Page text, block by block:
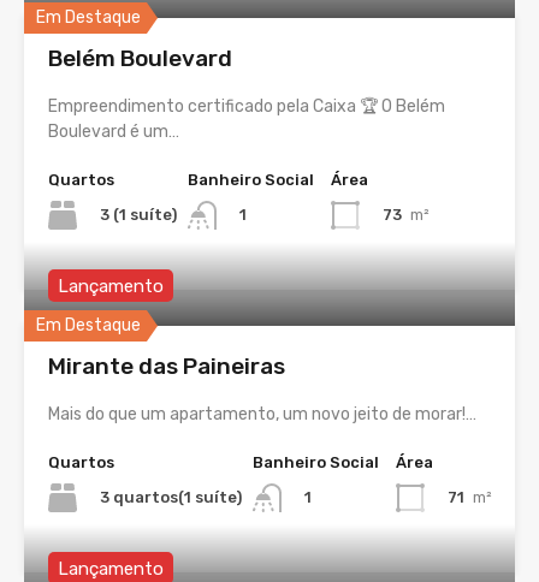
Em Destaque
Belém Boulevard
Empreendimento certificado pela Caixa 🏆 O Belém
Boulevard é um…
Quartos
3 (1 suíte)
Banheiro Social
1
Área
73 m²
Em Destaque
Lançamento
Mirante das Paineiras
Mais do que um apartamento, um novo jeito de morar!…
Quartos
3 quartos(1 suíte)
Banheiro Social
1
Área
71 m²
Lançamento